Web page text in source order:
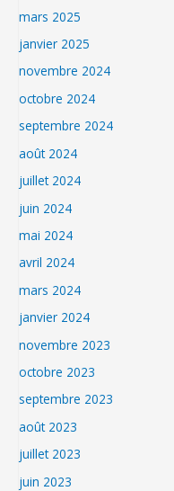
mars 2025
janvier 2025
novembre 2024
octobre 2024
septembre 2024
août 2024
juillet 2024
juin 2024
mai 2024
avril 2024
mars 2024
janvier 2024
novembre 2023
octobre 2023
septembre 2023
août 2023
juillet 2023
juin 2023